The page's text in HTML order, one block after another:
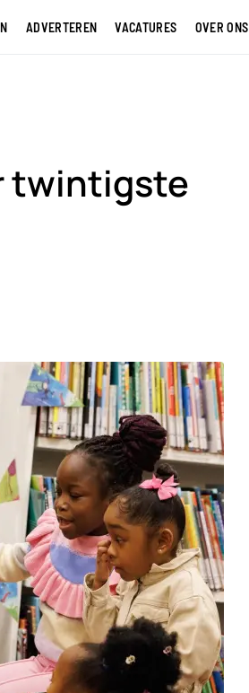
ADVERTEREN VACATURES OVER ONS
twintigste